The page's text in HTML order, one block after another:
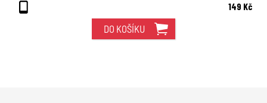
149 Kč
DO KOŠÍKU